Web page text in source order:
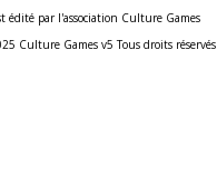
édité par l'association Culture Games
Culture Games v5 Tous droits réservés.